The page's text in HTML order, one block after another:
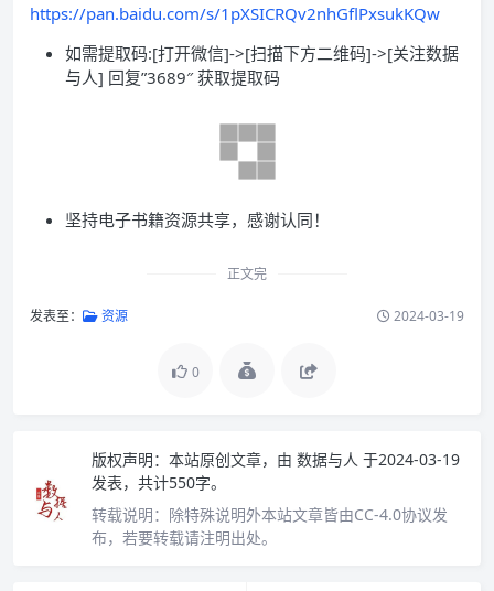
https://pan.baidu.com/s/1pXSICRQv2nhGflPxsukKQw
如需提取码:[打开微信]->[扫描下方二维码]->[关注数据
与人] 回复”3689″ 获取提取码
坚持电子书籍资源共享，感谢认同！
正文完
发表至： 资源 2024-03-19
0
版权声明： 本站原创文章，由 数据与人 于2024-03-19
发表，共计550字。
转载说明： 除特殊说明外本站文章皆由CC-4.0协议发
布，若要转载请注明出处。